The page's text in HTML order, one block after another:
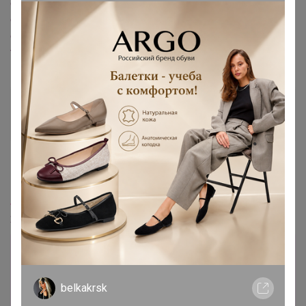
detail.html,www.uniqlo.cn/product-
detail.htmlproductCode=u0000...
www.uniqlo.cn/product-
detail.html
,www.uniqlo.cn/product-detail.html
www.uniqlo.cn/product-detail.html
СЛАДКАЯ
Золотой организатор
5 июня, 2026 11:52
S_lena
24-ok.ru/lot/1590555749
belkakrsk